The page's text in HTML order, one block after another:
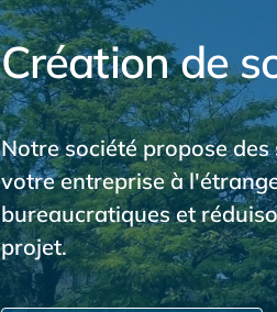
Création de
Notre société propose
votre entreprise à
bureaucratiques et
projet.